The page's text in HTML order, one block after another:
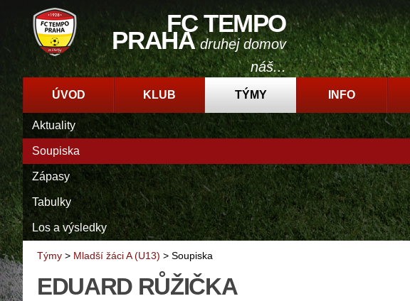
FC TEMPO
PRAHAdruhej domov
náš...
ÚVOD KLUB TÝMY INFO
Aktuality
Soupiska
Zápasy
Tabulky
Los a výsledky
Týmy > Mladší žáci A (U13) > Soupiska
EDUARD RŮŽIČKA